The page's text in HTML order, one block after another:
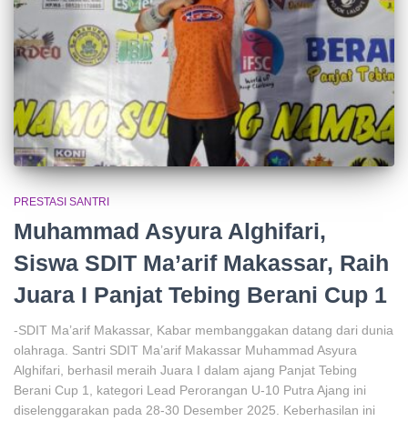
PRESTASI SANTRI
Muhammad Asyura Alghifari,
Siswa SDIT Ma’arif Makassar, Raih
Juara I Panjat Tebing Berani Cup 1
-SDIT Ma’arif Makassar, Kabar membanggakan datang dari dunia
olahraga. Santri SDIT Ma’arif Makassar Muhammad Asyura
Alghifari, berhasil meraih Juara I dalam ajang Panjat Tebing
Berani Cup 1, kategori Lead Perorangan U-10 Putra Ajang ini
diselenggarakan pada 28-30 Desember 2025. Keberhasilan ini